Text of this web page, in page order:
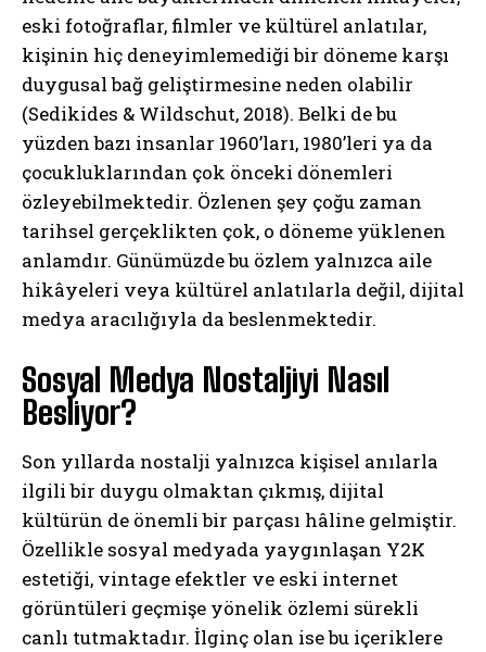
eski fotoğraflar, filmler ve kültürel anlatılar,
kişinin hiç deneyimlemediği bir döneme karşı
duygusal bağ geliştirmesine neden olabilir
(Sedikides & Wildschut, 2018). Belki de bu
yüzden bazı insanlar 1960’ları, 1980’leri ya da
çocukluklarından çok önceki dönemleri
özleyebilmektedir. Özlenen şey çoğu zaman
tarihsel gerçeklikten çok, o döneme yüklenen
anlamdır. Günümüzde bu özlem yalnızca aile
hikâyeleri veya kültürel anlatılarla değil, dijital
medya aracılığıyla da beslenmektedir.
Sosyal Medya Nostaljiyi Nasıl
Besliyor?
Son yıllarda nostalji yalnızca kişisel anılarla
ilgili bir duygu olmaktan çıkmış, dijital
kültürün de önemli bir parçası hâline gelmiştir.
Özellikle sosyal medyada yaygınlaşan Y2K
estetiği, vintage efektler ve eski internet
görüntüleri geçmişe yönelik özlemi sürekli
canlı tutmaktadır. İlginç olan ise bu içeriklere